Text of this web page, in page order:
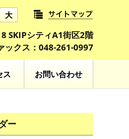
大
SKIPシティA1街区2階
クス：048-261-0997
ス お問い合わせ
ー